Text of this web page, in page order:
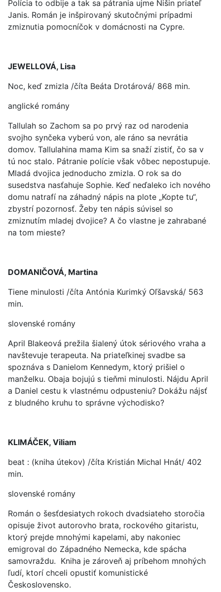
Polícia to odbije a tak sa pátrania ujme Nišin priateľ
Janis. Román je inšpirovaný skutočnými prípadmi
zmiznutia pomocníčok v domácnosti na Cypre.
JEWELLOVÁ, Lisa
Noc, keď zmizla /číta Beáta Drotárová/ 868 min.
anglické romány
Tallulah so Zachom sa po prvý raz od narodenia
svojho synčeka vyberú von, ale ráno sa nevrátia
domov. Tallulahina mama Kim sa snaží zistiť, čo sa v
tú noc stalo. Pátranie polície však vôbec nepostupuje.
Mladá dvojica jednoducho zmizla. O rok sa do
susedstva nasťahuje Sophie. Keď neďaleko ich nového
domu natrafí na záhadný nápis na plote „Kopte tu“,
zbystrí pozornosť. Žeby ten nápis súvisel so
zmiznutím mladej dvojice? A čo vlastne je zahrabané
na tom mieste?
DOMANIČOVÁ, Martina
Tiene minulosti /číta Antónia Kurimký Oľšavská/ 563
min.
slovenské romány
April Blakeová prežila šialený útok sériového vraha a
navštevuje terapeuta. Na priateľkinej svadbe sa
spoznáva s Danielom Kennedym, ktorý prišiel o
manželku. Obaja bojujú s tieňmi minulosti. Nájdu April
a Daniel cestu k vlastnému odpusteniu? Dokážu nájsť
z bludného kruhu to správne východisko?
KLIMÁČEK, Viliam
beat : (kniha útekov) /číta Kristián Michal Hnát/ 402
min.
slovenské romány
Román o šesťdesiatych rokoch dvadsiateho storočia
opisuje život autorovho brata, rockového gitaristu,
ktorý prejde mnohými kapelami, aby nakoniec
emigroval do Západného Nemecka, kde spácha
samovraždu. Kniha je zároveň aj príbehom mnohých
ľudí, ktorí chceli opustiť komunistické
Československo.